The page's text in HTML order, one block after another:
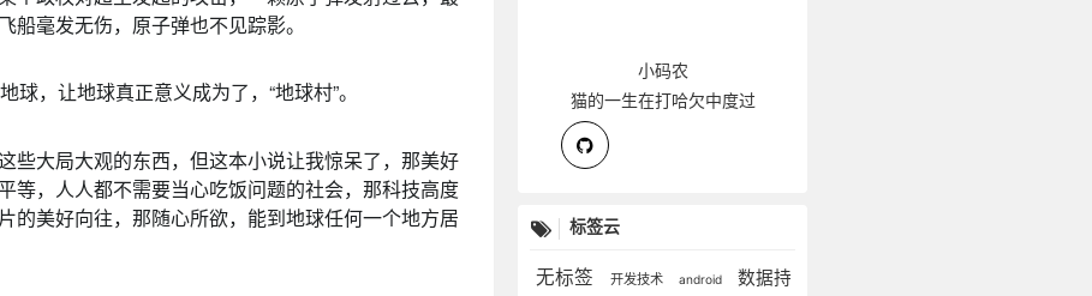
船毫发无伤，原子弹也不见踪影。
球，让地球真正意义成为了，“地球村”。
些大局大观的东西，但这本小说让我惊呆了，那美好
等，人人都不需要当心吃饭问题的社会，那科技高度
的美好向往，那随心所欲，能到地球任何一个地方居
小码农
猫的一生在打哈欠中度过
标签云
无标签 开发技术 android
数据持